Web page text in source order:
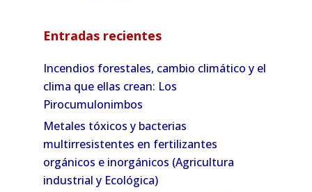
Entradas recientes
Incendios forestales, cambio climático y el
clima que ellas crean: Los
Pirocumulonimbos
Metales tóxicos y bacterias
multirresistentes en fertilizantes
orgánicos e inorgánicos (Agricultura
industrial y Ecológica)